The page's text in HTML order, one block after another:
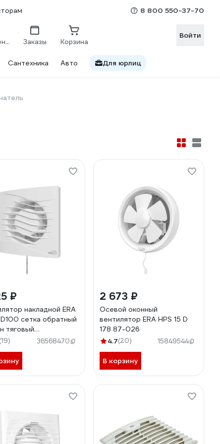
8 800 550-37-70
Сравнение Заказы Корзина
Войти
Сантехника Авто Для юрлиц
₽
накладной ERA
D100 сетка обратный
тяговый
REST 4S C
(19) 36568470
2 673 ₽
Осевой оконный
вентилятор ERA HPS 15 D
178 87-026
4.7(20) 15849544
В корзину